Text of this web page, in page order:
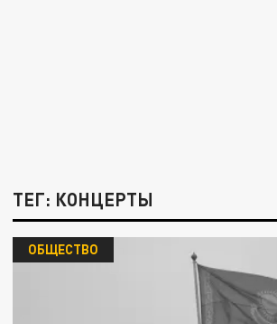
ТЕГ: КОНЦЕРТЫ
ОБЩЕСТВО